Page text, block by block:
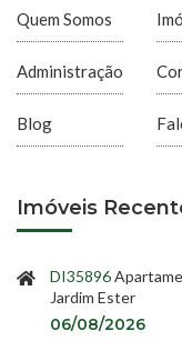
Quem Somos
Administração
Blog
Imóveis
DI35896
Jardim Ester
06/08/2026